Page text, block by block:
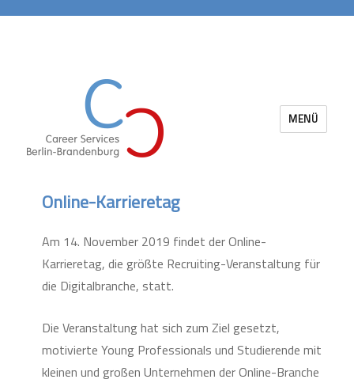
MENÜ
Online-Karrieretag
Am 14. November 2019 findet der Online-
Karrieretag, die größte Recruiting-Veranstaltung für
die Digitalbranche, statt.
Die Veranstaltung hat sich zum Ziel gesetzt,
motivierte Young Professionals und Studierende mit
kleinen und großen Unternehmen der Online-Branche